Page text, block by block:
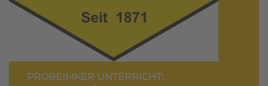
PROBEIMKER UNTERRICHT: